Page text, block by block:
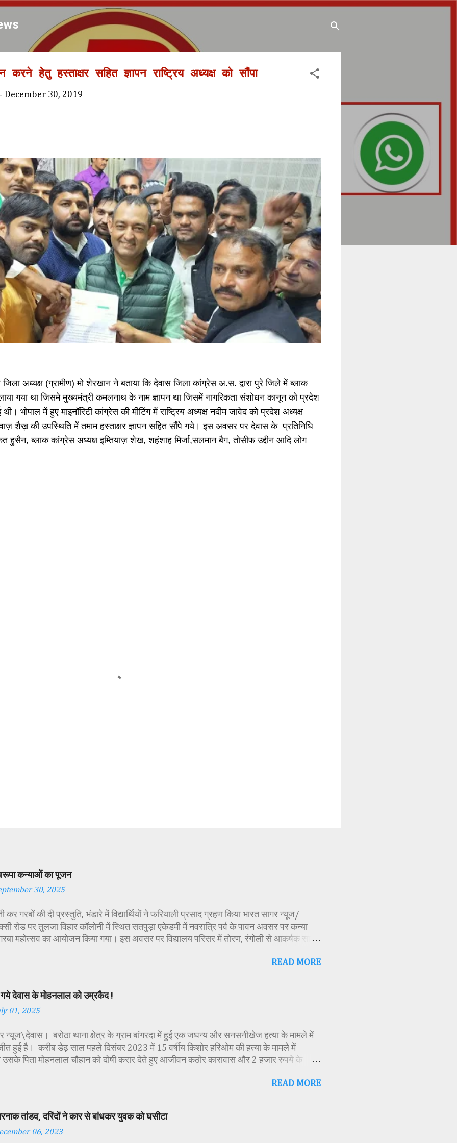
Skip to main content
हेतु हस्ताक्षर सहित ज्ञापन राष्ट्रिय अध्यक्ष को सौंपा
- December 30, 2019
अध्यक्ष (ग्रामीण) मो शेरखान ने बताया कि देवास जिला कांग्रेस अ.स. द्वारा पुरे जिले में ब्लाक
गया था जिसमे मुख्यमंत्री कमलनाथ के नाम ज्ञापन था जिसमें नागरिकता संशोधन कानून को प्रदेश
भोपाल में हुए माइनॉरिटी कांग्रेस की मीटिंग में राष्ट्रिय अध्यक्ष नदीम जावेद को प्रदेश अध्यक्ष
शैख़ की उपस्थिति में तमाम हस्ताक्षर ज्ञापन सहित सौंपे गये। इस अवसर पर देवास के प्रतिनिधि
हुसैन, ब्लाक कांग्रेस अध्यक्ष इम्तियाज़ शेख, शहंशाह मिर्जा,सलमान बैग, तोसीफ उद्दीन आदि लोग
कन्याओं का पूजन
30, 2025
कर गरबों की दी प्रस्तुति, भंडारे में विद्यार्थियों ने फरियाली प्रसाद ग्रहण किया भारत सागर न्यूज/
रोड पर तुलजा विहार कॉलोनी में स्थित सतपुड़ा एकेडमी में नवरात्रि पर्व के पावन अवसर पर कन्या
महोत्सव का आयोजन किया गया। इस अवसर पर विद्यालय परिसर में तोरण, रंगोली से आकर्षक साज-
पॉलिटेक्निक कॉलेज प्राचार्य डा. सोनल भाटी, वैभव विहार शिक्षा समिति अध्यक्ष एवं भाजपा जिला
यादव, महिला बाल विकास विभाग पर्यवेक्षक कविता ठाकुर ने मातारानी की मूर्ति एवं अखंड ज्योत का
पूजन-अर्चन किया। पं. मयंक द्विवेदी के आचार्यत्व में वैदिक मंत्रोच्चार के बीच देवी शक्ति स्वरूपा
विधिविधान पूर्वक पूजन-अर्चन किया गया। कार्यक्रम में अतिथिजनों ने वैदिक मंत्रोच्चार के बीच देवी
READ MORE
देवास के मोहनलाल को उम्रकैद !
01, 2025
न्यूज\देवास। बरोठा थाना क्षेत्र के ग्राम बांगरदा में हुई एक जघन्य और सनसनीखेज हत्या के मामले में
हुई है। करीब डेढ़ साल पहले दिसंबर 2023 में 15 वर्षीय किशोर हरिओम की हत्या के मामले में
पिता मोहनलाल चौहान को दोषी करार देते हुए आजीवन कठोर कारावास और 2 हजार रुपये के
था। शव की हालत देख कर ही यह स्पष्ट हो गया था, कि हत्या बेहद नृशंस तरीके से की गई है। जांच के
परेशान होकर आरोपी पिता ने अपने ही बेटे को रास्ते से हटाने की योजना बनाई और हत्या को अंजाम
जांच में पता चला कि मोहनलाल ने पहले बेटे का गला रस्सी से घोंटा, फिर दराते से उसके दोनों हाथ काट
को बोरवेल में फेंक दिया, ताकि सबूत छिपाया जा सके। यह भी पढ़े :
READ MORE
तांडव, दरिंदों ने कार से बांधकर युवक को घसीटा
06, 2023